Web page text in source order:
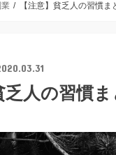
業 【注意】貧乏人の習慣
乏人の習慣